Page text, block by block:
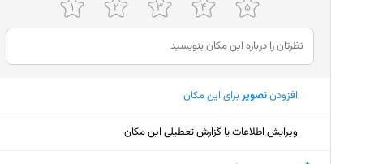
افزودنتصویربرای این مکان
ویرایش اطلاعات یا گزارش تعطیلی این مکان